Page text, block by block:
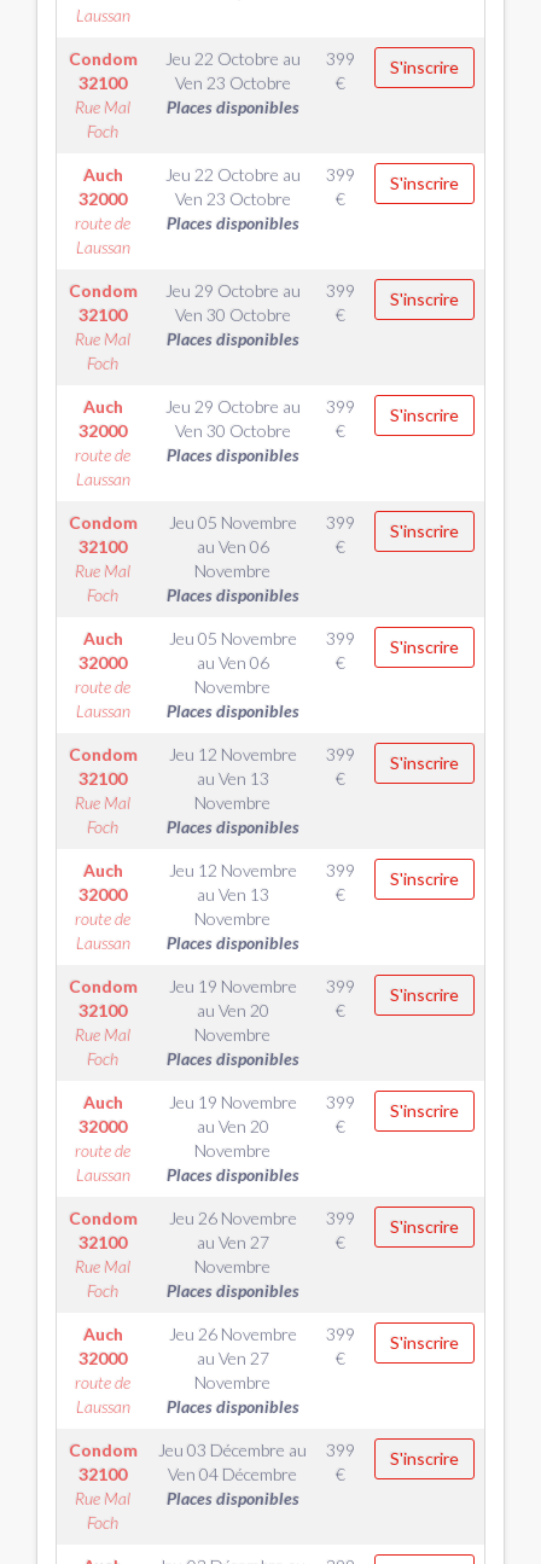
Laussan
Condom
32100
Rue Mal
Foch
Jeu 22 Octobre au
Ven 23 Octobre
Places disponibles
399
€
S'inscrire
Auch
32000
route de
Laussan
Jeu 22 Octobre au
Ven 23 Octobre
Places disponibles
399
€
S'inscrire
Condom
32100
Rue Mal
Foch
Jeu 29 Octobre au
Ven 30 Octobre
Places disponibles
399
€
S'inscrire
Auch
32000
route de
Laussan
Jeu 29 Octobre au
Ven 30 Octobre
Places disponibles
399
€
S'inscrire
Condom
32100
Rue Mal
Foch
Jeu 05 Novembre
au Ven 06
Novembre
Places disponibles
399
€
S'inscrire
Auch
32000
route de
Laussan
Jeu 05 Novembre
au Ven 06
Novembre
Places disponibles
399
€
S'inscrire
Condom
32100
Rue Mal
Foch
Jeu 12 Novembre
au Ven 13
Novembre
Places disponibles
399
€
S'inscrire
Auch
32000
route de
Laussan
Jeu 12 Novembre
au Ven 13
Novembre
Places disponibles
399
€
S'inscrire
Condom
32100
Rue Mal
Foch
Jeu 19 Novembre
au Ven 20
Novembre
Places disponibles
399
€
S'inscrire
Auch
32000
route de
Laussan
Jeu 19 Novembre
au Ven 20
Novembre
Places disponibles
399
€
S'inscrire
Condom
32100
Rue Mal
Foch
Jeu 26 Novembre
au Ven 27
Novembre
Places disponibles
399
€
S'inscrire
Auch
32000
route de
Laussan
Jeu 26 Novembre
au Ven 27
Novembre
Places disponibles
399
€
S'inscrire
Condom
32100
Rue Mal
Foch
Jeu 03 Décembre au
Ven 04 Décembre
Places disponibles
399
€
S'inscrire